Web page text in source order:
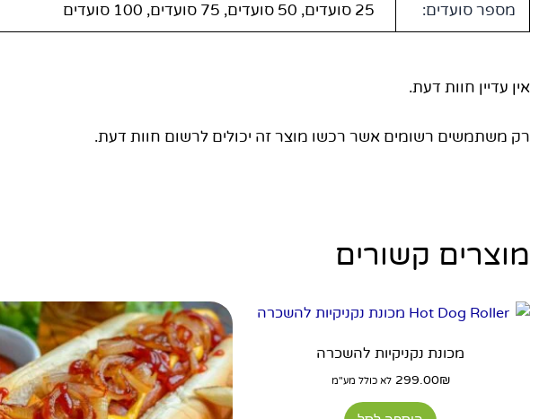
מספר סועדים: 25 סועדים, 50 סועדים, 75 סועדים, 100 סועדים
אין עדיין חוות דעת.
רק משתמשים רשומים אשר רכשו מוצר זה יכולים לרשום חוות דעת.
מוצרים קשורים
מכונת נקניקיות להשכרה
299.00₪ לא כולל מע"מ
טווח
מחירים:
עד
למוצר
זה
יש
מספר
סוגים.